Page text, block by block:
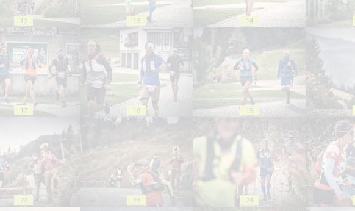
12 13 14
17 18 19
22 23 24